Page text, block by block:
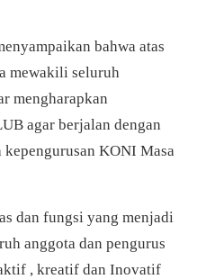
bahwa atas
mewakili seluruh
mengharapkan
agar berjalan dengan
KONI Masa
dan fungsi yang menjadi
anggota dan pengurus
, kreatif dan Inovatif